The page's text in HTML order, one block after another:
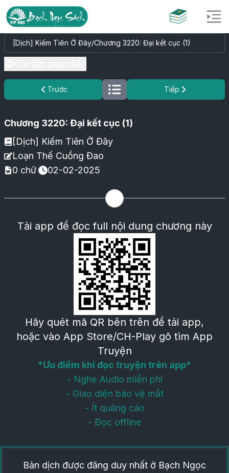
[Dịch] Kiếm Tiên Ở Đây/Chương 3220: Đại kết cục (1)
Trước Tiếp
Chương 3220: Đại kết cục (1)
[Dịch] Kiếm Tiên Ở Đây
Loạn Thế Cuồng Đao
0 chữ 02-02-2025
Tải app để đọc full nội dung chương này
Hãy quét mã QR bên trên để tải app,
hoặc vào App Store/CH-Play gõ tìm App
Truyện
*Ưu điểm khi đọc truyện trên app*
- Nghe Audio miễn phí
- Giao diện bảo vệ mắt
- Ít quảng cáo
- Đọc offline
Bản dịch được đăng duy nhất ở Bạch Ngọc